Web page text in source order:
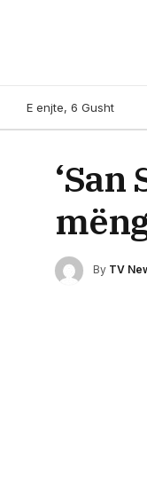
E enjte, 6 Gusht
By TV